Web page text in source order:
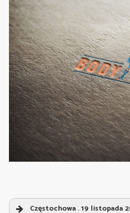
Częstochowa . 19